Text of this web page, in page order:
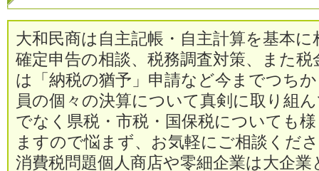
大和民商は自主記帳・自主計算を基本
確定申告の相談、税務調査対策、また
は「納税の猶予」申請など今までつち
員の個々の決算について真剣に取り組
でなく県税・市税・国保税についても
ますので悩まず、お気軽にご相談くだ
消費税問題個人商店や零細企業は大企